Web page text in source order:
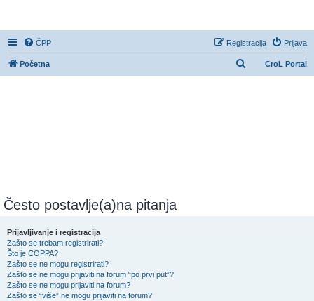
ČPP Prijava
Registracija
CroL Portal
Početna
Često postavlje(a)na pitanja
Prijavljivanje i registracija
Zašto se trebam registrirati?
Što je COPPA?
Zašto se ne mogu registrirati?
Zašto se ne mogu prijaviti na forum “po prvi put”?
Zašto se ne mogu prijaviti na forum?
Zašto se “više” ne mogu prijaviti na forum?